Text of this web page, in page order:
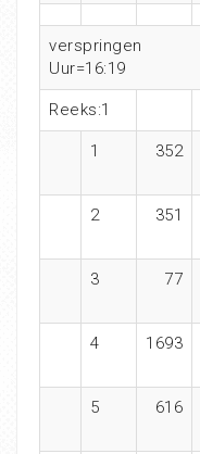
verspringen
Uur=16:19
Reeks:1
1 352
2 351
3 77
4 1693
5 616